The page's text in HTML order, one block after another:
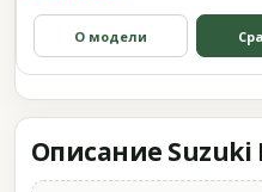
О модели
Описание Suzuki